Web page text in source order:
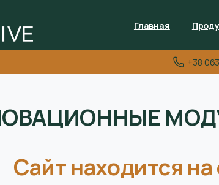
Главная
+38
Сайт находится